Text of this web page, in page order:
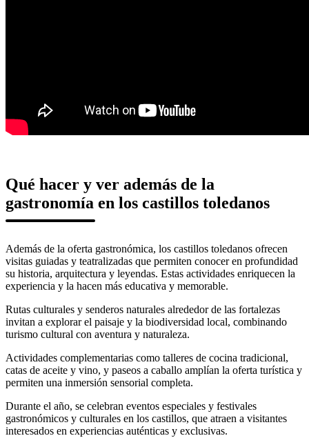
Qué hacer y ver además de la
gastronomía en los castillos toledanos
Además de la oferta gastronómica, los castillos toledanos ofrecen
visitas guiadas y teatralizadas que permiten conocer en profundidad
su historia, arquitectura y leyendas. Estas actividades enriquecen la
experiencia y la hacen más educativa y memorable.
Rutas culturales y senderos naturales alrededor de las fortalezas
invitan a explorar el paisaje y la biodiversidad local, combinando
turismo cultural con aventura y naturaleza.
Actividades complementarias como talleres de cocina tradicional,
catas de aceite y vino, y paseos a caballo amplían la oferta turística y
permiten una inmersión sensorial completa.
Durante el año, se celebran eventos especiales y festivales
gastronómicos y culturales en los castillos, que atraen a visitantes
interesados en experiencias auténticas y exclusivas.